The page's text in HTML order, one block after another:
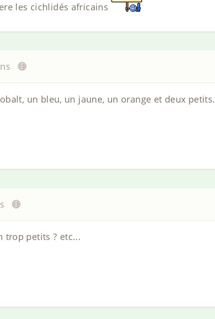
les cichlidés africains
un bleu, un jaune, un orange et deux petits.
trop petits ? etc...